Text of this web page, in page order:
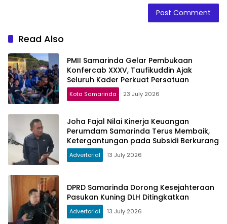
Read Also
PMII Samarinda Gelar Pembukaan
Konfercab XXXV, Taufikuddin Ajak
Seluruh Kader Perkuat Persatuan
Kota Samarinda 23 July 2026
Joha Fajal Nilai Kinerja Keuangan
Perumdam Samarinda Terus Membaik,
Ketergantungan pada Subsidi Berkurang
Advertorial 13 July 2026
DPRD Samarinda Dorong Kesejahteraan
Pasukan Kuning DLH Ditingkatkan
Advertorial 13 July 2026